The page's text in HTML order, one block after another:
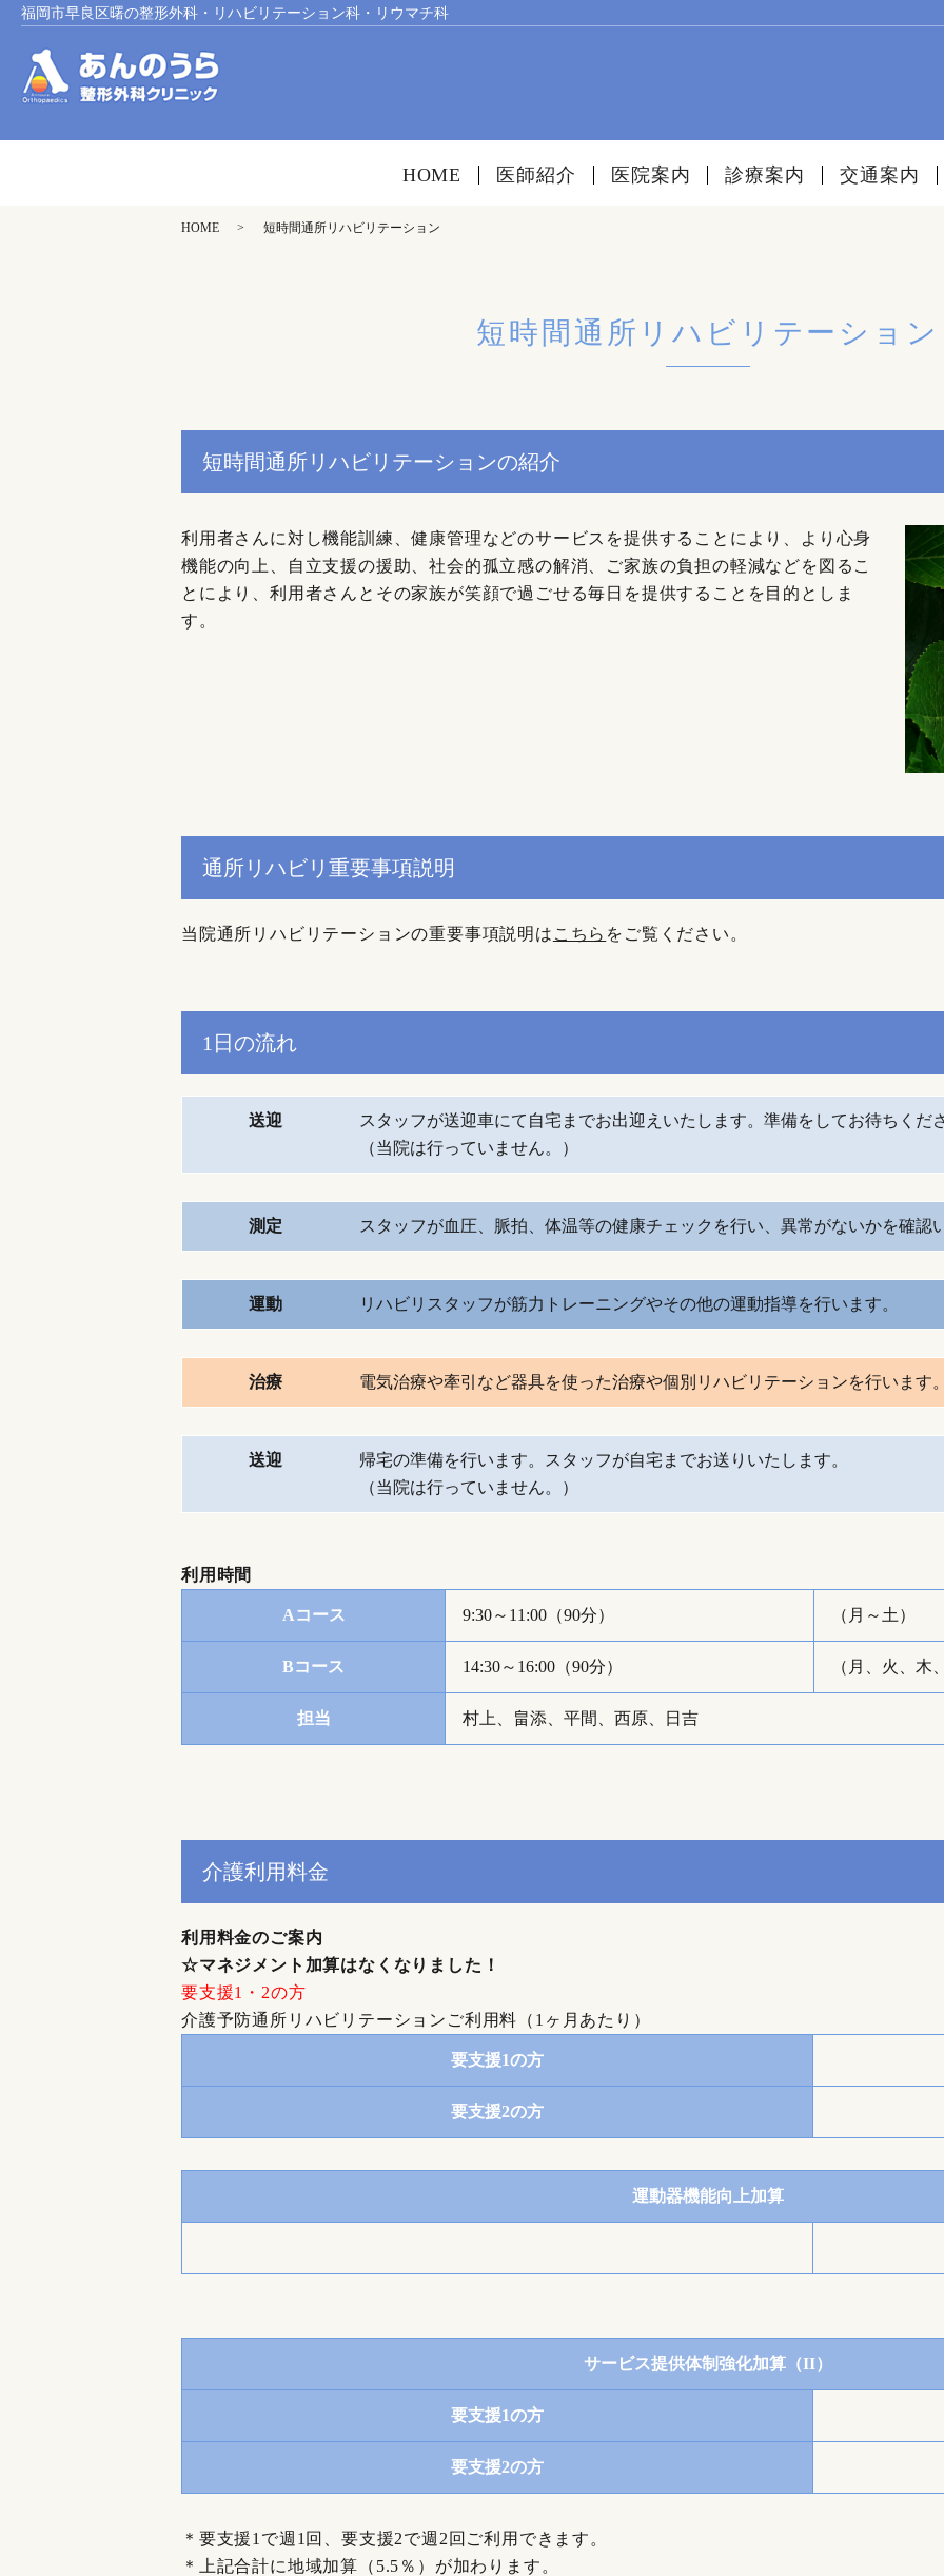
福岡市早良区曙の整形外科・リハビリテーション科・リウマチ科
HOME 医師紹介 医院案内 診療案内 交通案内
HOME 短時間通所リハビリテーション
短時間通所リハビリテーション
短時間通所リハビリテーションの紹介
利用者さんに対し機能訓練、健康管理などのサービスを提供することにより、より心身
機能の向上、自立支援の援助、社会的孤立感の解消、ご家族の負担の軽減などを図るこ
とにより、利用者さんとその家族が笑顔で過ごせる毎日を提供することを目的としま
す。
通所リハビリ重要事項説明
当院通所リハビリテーションの重要事項説明は こちら をご覧ください。
1日の流れ
送迎
スタッフが送迎車にて自宅までお出迎えいたします。準備をしてお待ちくだ
（当院は行っていません。）
測定 スタッフが血圧、脈拍、体温等の健康チェックを行い、異常がないかを確認
運動 リハビリスタッフが筋力トレーニングやその他の運動指導を行います。
治療 電気治療や牽引など器具を使った治療や個別リハビリテーションを行います
送迎
帰宅の準備を行います。スタッフが自宅までお送りいたします。
（当院は行っていません。）
利用時間
Aコース 9:30～11:00（90分） （月～土）
Bコース 14:30～16:00（90分） （月、火、木
担当 村上、畠添、平間、西原、日吉
介護利用料金
利用料金のご案内
☆マネジメント加算はなくなりました！
要支援1・2の方
介護予防通所リハビリテーションご利用料（1ヶ月あたり）
要支援1の方
要支援2の方
運動器機能向上加算
サービス提供体制強化加算（II）
要支援1の方
要支援2の方
＊要支援1で週1回、要支援2で週2回ご利用できます。
＊上記合計に地域加算（5.5％）が加わります。